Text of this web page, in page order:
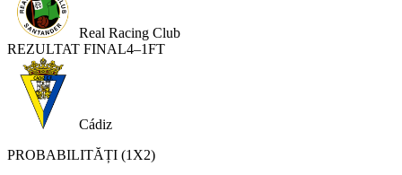
Real Racing Club
REZULTAT FINAL4–1FT
Cádiz
PROBABILITĂȚI (1X2)